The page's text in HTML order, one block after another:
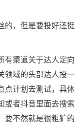
，但是要投好还挺
渠道关于达人定向
领域的头部达人投一
点计划去测试，具体
或者抖音里面去搜索
要不然就是很粗犷的